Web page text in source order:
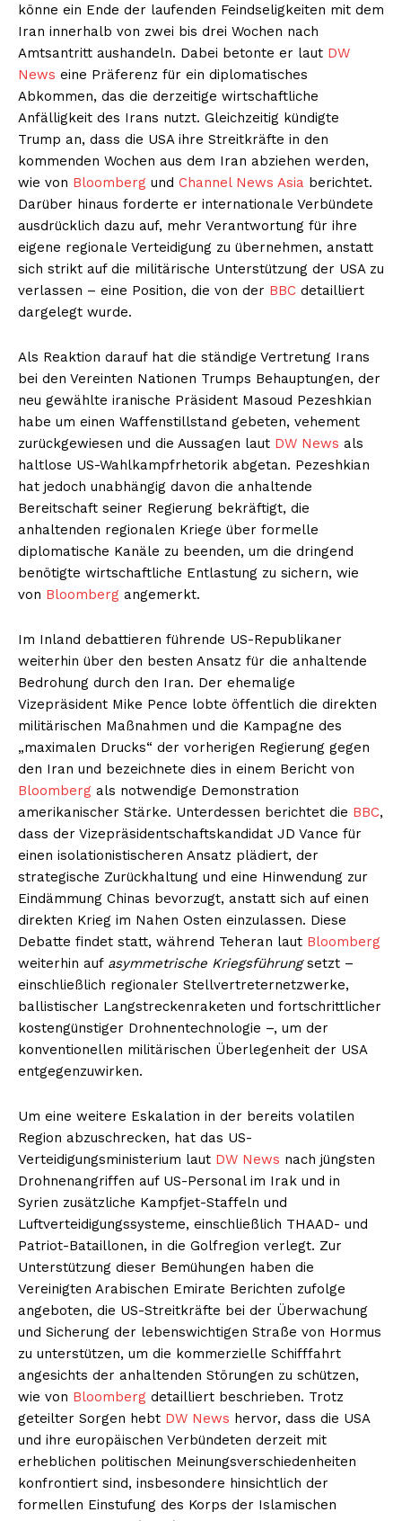
könne ein Ende der laufenden Feindseligkeiten mit dem
Iran innerhalb von zwei bis drei Wochen nach
Amtsantritt aushandeln. Dabei betonte er laut DW
News eine Präferenz für ein diplomatisches
Abkommen, das die derzeitige wirtschaftliche
Anfälligkeit des Irans nutzt. Gleichzeitig kündigte
Trump an, dass die USA ihre Streitkräfte in den
kommenden Wochen aus dem Iran abziehen werden,
wie von Bloomberg und Channel News Asia berichtet.
Darüber hinaus forderte er internationale Verbündete
ausdrücklich dazu auf, mehr Verantwortung für ihre
eigene regionale Verteidigung zu übernehmen, anstatt
sich strikt auf die militärische Unterstützung der USA zu
verlassen – eine Position, die von der BBC detailliert
dargelegt wurde.
Als Reaktion darauf hat die ständige Vertretung Irans
bei den Vereinten Nationen Trumps Behauptungen, der
neu gewählte iranische Präsident Masoud Pezeshkian
habe um einen Waffenstillstand gebeten, vehement
zurückgewiesen und die Aussagen laut DW News als
haltlose US-Wahlkampfrhetorik abgetan. Pezeshkian
hat jedoch unabhängig davon die anhaltende
Bereitschaft seiner Regierung bekräftigt, die
anhaltenden regionalen Kriege über formelle
diplomatische Kanäle zu beenden, um die dringend
benötigte wirtschaftliche Entlastung zu sichern, wie
von Bloomberg angemerkt.
Im Inland debattieren führende US-Republikaner
weiterhin über den besten Ansatz für die anhaltende
Bedrohung durch den Iran. Der ehemalige
Vizepräsident Mike Pence lobte öffentlich die direkten
militärischen Maßnahmen und die Kampagne des
„maximalen Drucks“ der vorherigen Regierung gegen
den Iran und bezeichnete dies in einem Bericht von
Bloomberg als notwendige Demonstration
amerikanischer Stärke. Unterdessen berichtet die BBC,
dass der Vizepräsidentschaftskandidat JD Vance für
einen isolationistischeren Ansatz plädiert, der
strategische Zurückhaltung und eine Hinwendung zur
Eindämmung Chinas bevorzugt, anstatt sich auf einen
direkten Krieg im Nahen Osten einzulassen. Diese
Debatte findet statt, während Teheran laut Bloomberg
weiterhin auf asymmetrische Kriegsführungsetzt –
einschließlich regionaler Stellvertreternetzwerke,
ballistischer Langstreckenraketen und fortschrittlicher
kostengünstiger Drohnentechnologie –, um der
konventionellen militärischen Überlegenheit der USA
entgegenzuwirken.
Um eine weitere Eskalation in der bereits volatilen
Region abzuschrecken, hat das US-
Verteidigungsministerium laut DW News nach jüngsten
Drohnenangriffen auf US-Personal im Irak und in
Syrien zusätzliche Kampfjet-Staffeln und
Luftverteidigungssysteme, einschließlich THAAD- und
Patriot-Bataillonen, in die Golfregion verlegt. Zur
Unterstützung dieser Bemühungen haben die
Vereinigten Arabischen Emirate Berichten zufolge
angeboten, die US-Streitkräfte bei der Überwachung
und Sicherung der lebenswichtigen Straße von Hormus
zu unterstützen, um die kommerzielle Schifffahrt
angesichts der anhaltenden Störungen zu schützen,
wie von Bloomberg detailliert beschrieben. Trotz
geteilter Sorgen hebt DW News hervor, dass die USA
und ihre europäischen Verbündeten derzeit mit
erheblichen politischen Meinungsverschiedenheiten
konfrontiert sind, insbesondere hinsichtlich der
formellen Einstufung des Korps der Islamischen